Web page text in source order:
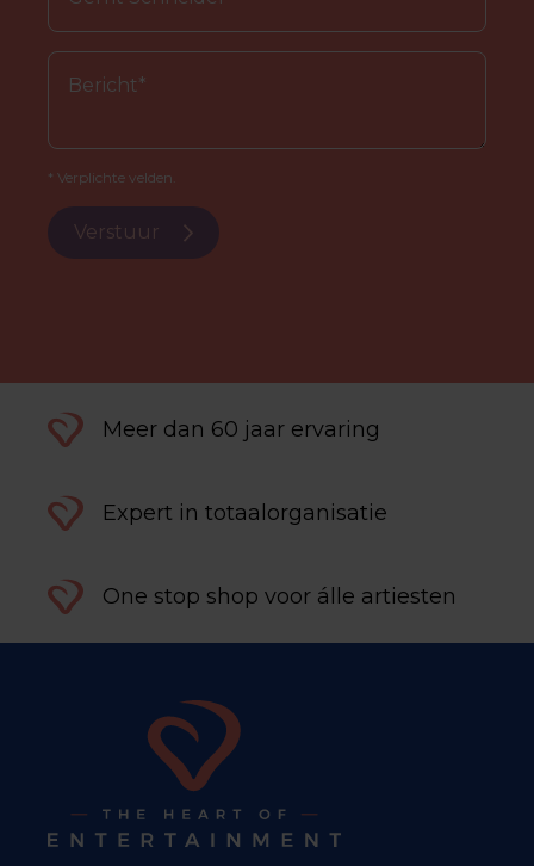
* Verplichte velden.
Verstuur
Meer dan 60 jaar ervaring
Expert in totaalorganisatie
One stop shop voor álle artiesten